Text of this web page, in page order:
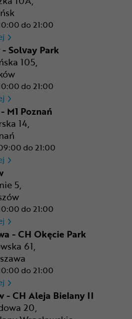
do 21:00
CR Gdańsk - Morski Park
Solvay Park
105,
do 21:00
CR Kraków - Solvay Park
M1 Poznań
14,
do 21:00
CR Poznań - M1 Poznań
5,
do 21:00
CR Rzeszów
- CH Okęcie Park
61,
do 21:00
CR Warszawa - CH Okęcie
- CH Aleja Bielany II
20,